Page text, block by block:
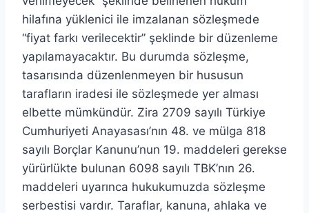
hilafına yüklenici ile imzalanan sözleşmede
“fiyat farkı verilecektir” şeklinde bir düzenleme
yapılamayacaktır. Bu durumda sözleşme,
tasarısında düzenlenmeyen bir hususun
tarafların iradesi ile sözleşmede yer alması
elbette mümkündür. Zira 2709 sayılı Türkiye
Cumhuriyeti Anayasası’nın 48. ve mülga 818
sayılı Borçlar Kanunu’nun 19. maddeleri gerekse
yürürlükte bulunan 6098 sayılı TBK’nın 26.
maddeleri uyarınca hukukumuzda sözleşme
serbestisi vardır. Taraflar, kanuna, ahlaka ve